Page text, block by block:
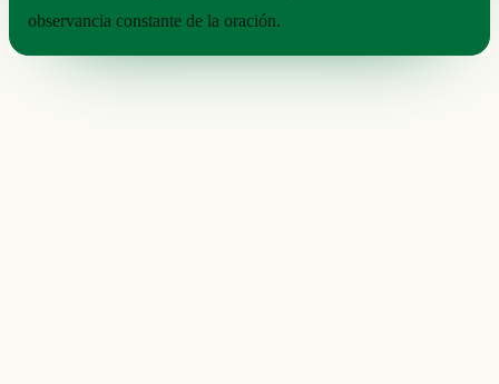
observancia constante de la oración.